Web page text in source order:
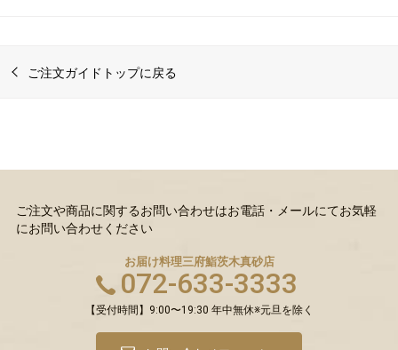
ご注文ガイドトップに戻る
ご注文や商品に関するお問い合わせはお電話・メールにてお気軽
にお問い合わせください
お届け料理三府鮨茨木真砂店
072-633-3333
【受付時間】9:00〜19:30 年中無休※元旦を除く